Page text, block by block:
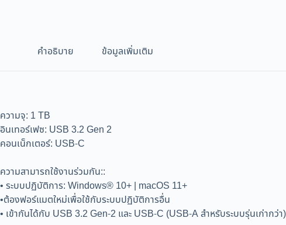
คำอธิบาย ข้อมูลเพิ่มเติม
ความจุ: 1 TB
อินเทอร์เฟซ: USB 3.2 Gen 2
คอนเน็กเตอร์: USB-C
ความสามารถใช้งานร่วมกัน::
• ระบบปฏิบัติการ: Windows® 10+ | macOS 11+
•ต้องฟอร์แมตใหม่เพื่อใช้กับระบบปฏิบัติการอื่น
• เข้ากันได้กับ USB 3.2 Gen-2 และ USB-C (USB-A สำหรับระบบรุ่นเก่ากว่า)